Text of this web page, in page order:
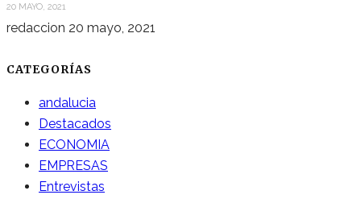
20 MAYO, 2021
redaccion 20 mayo, 2021
CATEGORÍAS
andalucia
Destacados
ECONOMIA
EMPRESAS
Entrevistas